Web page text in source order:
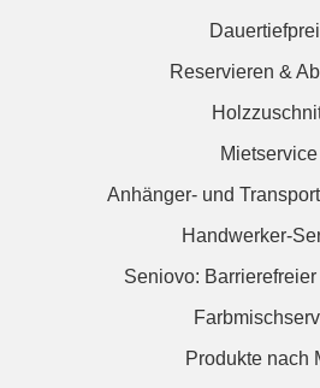
Reservieren &
Mietservice
Anhänger- und
Handwerker-
Seniovo:
Produkte nach